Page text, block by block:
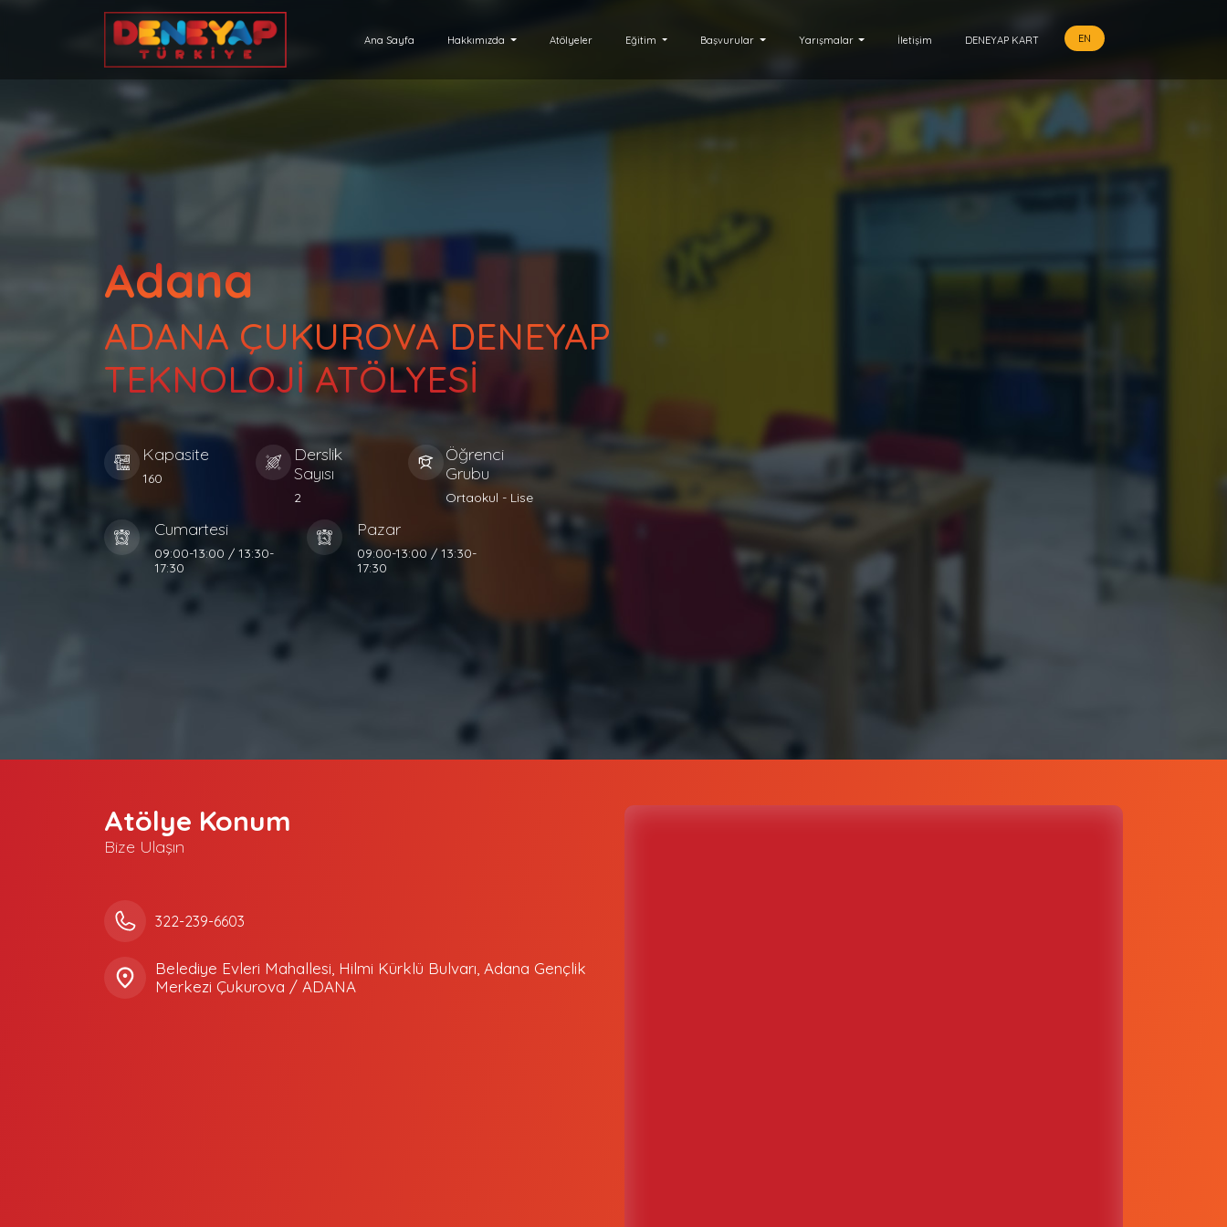
Ana Sayfa Hakkımızda Atölyeler Eğitim Başvurular Yarışmalar İletişim DENEYAP KART EN
Adana
ADANA ÇUKUROVA DENEYAP
TEKNOLOJİ ATÖLYESİ
Kapasite
160
Derslik
Sayısı
2
Öğrenci
Grubu
Ortaokul - Lise
Cumartesi
09:00-13:00 / 13:30-
17:30
Pazar
09:00-13:00 / 13:30-
17:30
Atölye Konum
Bize Ulaşın
322-239-6603
Belediye Evleri Mahallesi, Hilmi Kürklü Bulvarı, Adana Gençlik
Merkezi Çukurova / ADANA